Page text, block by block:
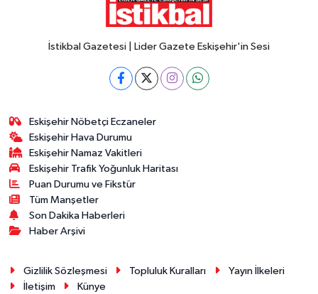
İstikbal Gazetesi | Lider Gazete Eskişehir'in Sesi
Eskişehir Nöbetçi Eczaneler
Eskişehir Hava Durumu
Eskişehir Namaz Vakitleri
Eskişehir Trafik Yoğunluk Haritası
Puan Durumu ve Fikstür
Tüm Manşetler
Son Dakika Haberleri
Haber Arşivi
Gizlilik Sözleşmesi Topluluk Kuralları
Yayın İlkeleri
İletişim
Künye